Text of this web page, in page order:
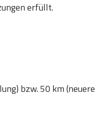
erfüllt.
bzw. 50 km (neuere